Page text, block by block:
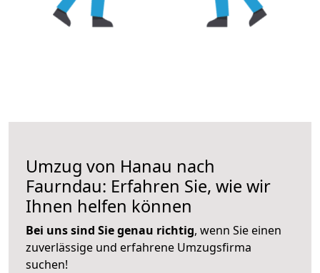
Umzug von Hanau nach
Faurndau: Erfahren Sie, wie wir
Ihnen helfen können
Bei uns sind Sie genau richtig, wenn Sie einen
zuverlässige und erfahrene Umzugsfirma
suchen!